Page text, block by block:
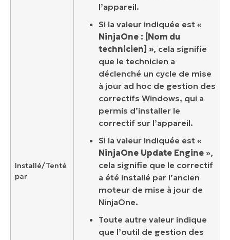
Installé/Tenté
par
l’appareil.
Si la valeur indiquée est «
NinjaOne : [Nom du
technicien] », cela signifie
que le technicien a
déclenché un cycle de mise
à jour ad hoc de gestion des
correctifs Windows, qui a
permis d’installer le
correctif sur l’appareil.
Si la valeur indiquée est «
NinjaOne Update Engine »,
cela signifie que le correctif
a été installé par l’ancien
moteur de mise à jour de
NinjaOne.
Toute autre valeur indique
que l’outil de gestion des